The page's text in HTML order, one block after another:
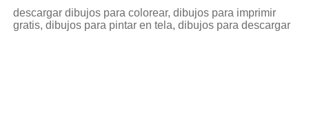
descargar dibujos para colorear, dibujos para imprimir
gratis, dibujos para pintar en tela, dibujos para descargar